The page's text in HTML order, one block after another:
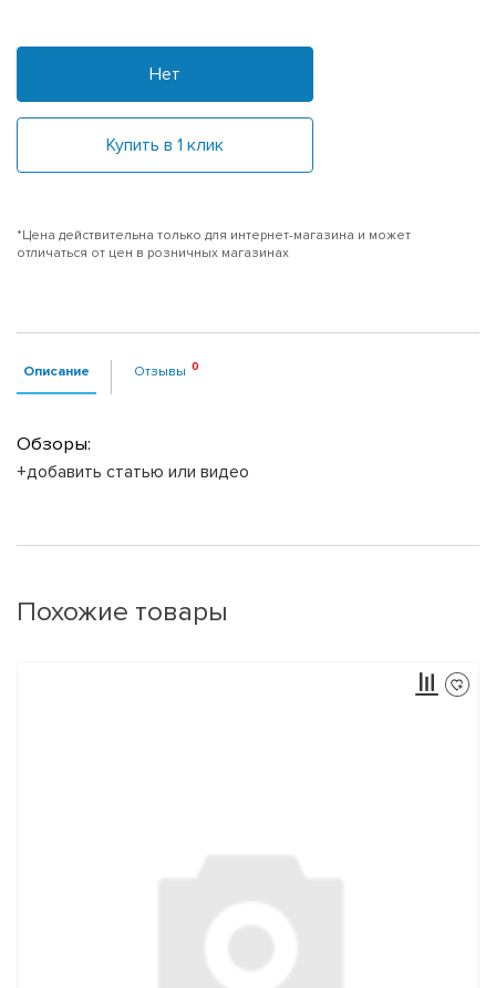
Нет
Купить в 1 клик
*Цена действительна только для интернет-магазина и может
отличаться от цен в розничных магазинах
Описание Отзывы
Обзоры:
+добавить статью или видео
Похожие товары